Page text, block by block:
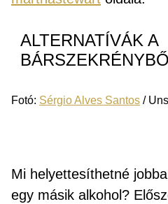
ALTERNATÍVÁK A
Fotó: Sérgio Alves Santos /
Mi helyettesíthetné
egy másik alkohol?